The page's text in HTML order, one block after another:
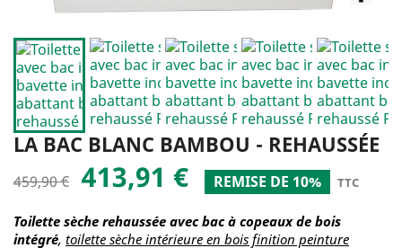
LA BAC BLANC BAMBOU - REHAUSSÉE
459,90 € 413,91 € REMISE DE 10% TTC
Toilette sèche rehaussée avec bac à copeaux de bois
intégré, toilette sèche intérieure en bois finition peinture